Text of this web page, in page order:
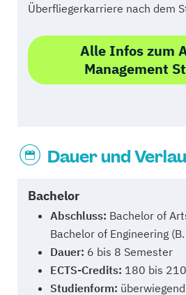
Überfliegerkarriere nach dem
Alle Infos zum
Management
Dauer und
Bachelor
Abschluss: Bachelor of
Bachelor of Engineering (B.
Dauer: 6 bis 8 Semester
ECTS-Credits: 180 bis 210
Studienform: überwiegend